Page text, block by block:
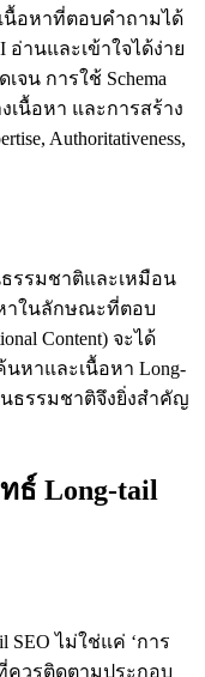
นื้อหาที่ตอบคำถามได้
านและเข้าใจได้ง่าย
น การใช้ Schema
งเนื้อหา และการสร้าง
Authoritativeness,
รรมชาติและเหมือน
าในลักษณะที่ตอบ
Content) จะได้
นหาและเนื้อหา Long-
นธรรมชาติจึงยิ่งสำคัญ
ธ์ Long-tail
ไม่ใช่แค่ ‘การ
ควรติดตามประกอบ